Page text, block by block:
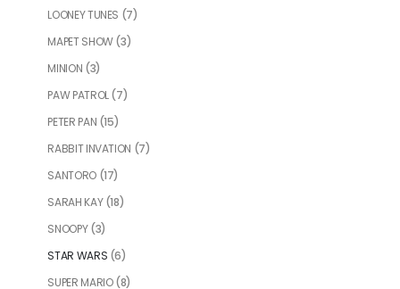
LOONEY TUNES (7)
MAPET SHOW(3)
MINION (3)
PAW PATROL(7)
PETER PAN (15)
RABBIT INVATION (7)
SANTORO (17)
SARAH KAY (18)
SNOOPY (3)
STAR WARS (6)
SUPER MARIO (8)